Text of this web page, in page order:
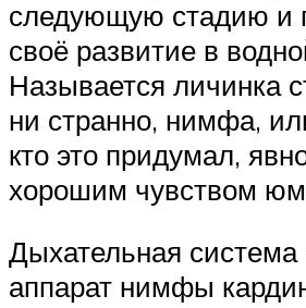
следующую стадию и
своё развитие в
Называется личинка
ни странно, нимфа,
кто это придумал,
хорошим чувством
Дыхательная система
аппарат нимфы